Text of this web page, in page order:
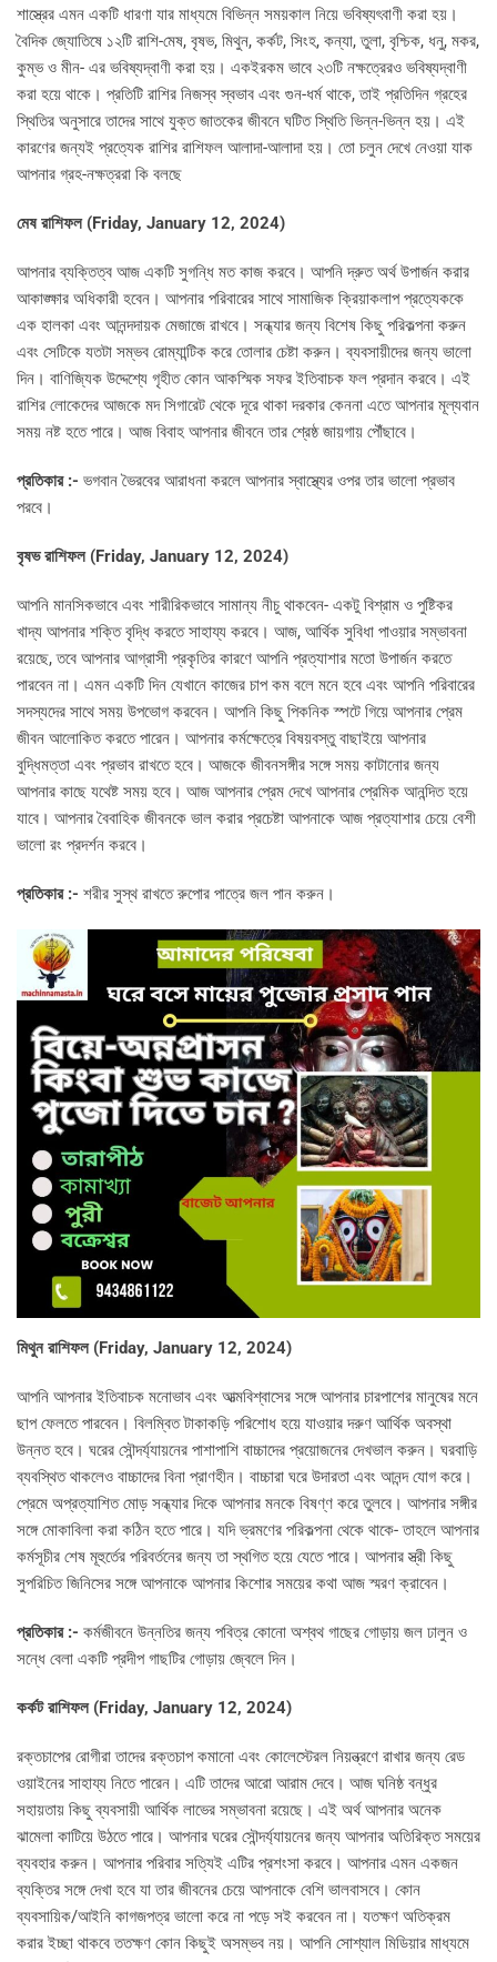
শাস্ত্রের এমন একটি ধারণা যার মাধ্যমে বিভিন্ন সময়কাল নিয়ে ভবিষ্যৎবাণী করা হয়।
বৈদিক জ্যোতিষে ১২টি রাশি-মেষ, বৃষভ, মিথুন, কর্কট, সিংহ, কন্যা, তুলা, বৃশ্চিক, ধনু, মকর,
কুম্ভ ও মীন- এর ভবিষ্যদ্বাণী করা হয়। একইরকম ভাবে ২৩টি নক্ষত্রেরও ভবিষ্যদ্বাণী
করা হয়ে থাকে। প্রতিটি রাশির নিজস্ব স্বভাব এবং গুন-ধর্ম থাকে, তাই প্রতিদিন গ্রহের
স্থিতির অনুসারে তাদের সাথে যুক্ত জাতকের জীবনে ঘটিত স্থিতি ভিন্ন-ভিন্ন হয়। এই
কারণের জন্যই প্রত্যেক রাশির রাশিফল আলাদা-আলাদা হয়। তো চলুন দেখে নেওয়া যাক
আপনার গ্রহ-নক্ষত্ররা কি বলছে
মেষ রাশিফল (Friday, January 12, 2024)
আপনার ব্যক্তিত্ব আজ একটি সুগন্ধি মত কাজ করবে। আপনি দ্রুত অর্থ উপার্জন করার
আকাঙ্ক্ষার অধিকারী হবেন। আপনার পরিবারের সাথে সামাজিক ক্রিয়াকলাপ প্রত্যেককে
এক হালকা এবং আনন্দদায়ক মেজাজে রাখবে। সন্ধ্যার জন্য বিশেষ কিছু পরিকল্পনা করুন
এবং সেটিকে যতটা সম্ভব রোম্যান্টিক করে তোলার চেষ্টা করুন। ব্যবসায়ীদের জন্য ভালো
দিন। বাণিজ্যিক উদ্দেশ্যে গৃহীত কোন আকস্মিক সফর ইতিবাচক ফল প্রদান করবে। এই
রাশির লোকেদের আজকে মদ সিগারেট থেকে দূরে থাকা দরকার কেননা এতে আপনার মূল্যবান
সময় নষ্ট হতে পারে। আজ বিবাহ আপনার জীবনে তার শ্রেষ্ঠ জায়গায় পৌঁছাবে।
প্রতিকার :- ভগবান ভৈরবের আরাধনা করলে আপনার স্বাস্থ্যের ওপর তার ভালো প্রভাব
পরবে।
বৃষভ রাশিফল (Friday, January 12, 2024)
আপনি মানসিকভাবে এবং শারীরিকভাবে সামান্য নীচু থাকবেন- একটু বিশ্রাম ও পুষ্টিকর
খাদ্য আপনার শক্তি বৃদ্ধি করতে সাহায্য করবে। আজ, আর্থিক সুবিধা পাওয়ার সম্ভাবনা
রয়েছে, তবে আপনার আগ্রাসী প্রকৃতির কারণে আপনি প্রত্যাশার মতো উপার্জন করতে
পারবেন না। এমন একটি দিন যেখানে কাজের চাপ কম বলে মনে হবে এবং আপনি পরিবারের
সদস্যদের সাথে সময় উপভোগ করবেন। আপনি কিছু পিকনিক স্পটে গিয়ে আপনার প্রেম
জীবন আলোকিত করতে পারেন। আপনার কর্মক্ষেত্রে বিষয়বস্তু বাছাইয়ে আপনার
বুদ্ধিমত্তা এবং প্রভাব রাখতে হবে। আজকে জীবনসঙ্গীর সঙ্গে সময় কাটানোর জন্য
আপনার কাছে যথেষ্ট সময় হবে। আজ আপনার প্রেম দেখে আপনার প্রেমিক আনন্দিত হয়ে
যাবে। আপনার বৈবাহিক জীবনকে ভাল করার প্রচেষ্টা আপনাকে আজ প্রত্যাশার চেয়ে বেশী
ভালো রং প্রদর্শন করবে।
প্রতিকার :- শরীর সুস্থ রাখতে রুপোর পাত্রে জল পান করুন।
মিথুন রাশিফল (Friday, January 12, 2024)
আপনি আপনার ইতিবাচক মনোভাব এবং আত্মবিশ্বাসের সঙ্গে আপনার চারপাশের মানুষের মনে
ছাপ ফেলতে পারবেন। বিলম্বিত টাকাকড়ি পরিশোধ হয়ে যাওয়ার দরুণ আর্থিক অবস্থা
উন্নত হবে। ঘরের সৌন্দর্য্যায়নের পাশাপাশি বাচ্চাদের প্রয়োজনের দেখভাল করুন। ঘরবাড়ি
ব্যবস্থিত থাকলেও বাচ্চাদের বিনা প্রাণহীন। বাচ্চারা ঘরে উদারতা এবং আনন্দ যোগ করে।
প্রেমে অপ্রত্যাশিত মোড় সন্ধ্যার দিকে আপনার মনকে বিষণ্ণ করে তুলবে। আপনার সঙ্গীর
সঙ্গে মোকাবিলা করা কঠিন হতে পারে। যদি ভ্রমণের পরিকল্পনা থেকে থাকে- তাহলে আপনার
কর্মসূচীর শেষ মূহুর্তের পরিবর্তনের জন্য তা স্থগিত হয়ে যেতে পারে। আপনার স্ত্রী কিছু
সুপরিচিত জিনিসের সঙ্গে আপনাকে আপনার কিশোর সময়ের কথা আজ স্মরণ ক্রাবেন।
প্রতিকার :- কর্মজীবনে উন্নতির জন্য পবিত্র কোনো অশ্বথ গাছের গোড়ায় জল ঢালুন ও
সন্ধে বেলা একটি প্রদীপ গাছটির গোড়ায় জ্বেলে দিন।
কর্কট রাশিফল (Friday, January 12, 2024)
রক্তচাপের রোগীরা তাদের রক্তচাপ কমানো এবং কোলেস্টেরল নিয়ন্ত্রণে রাখার জন্য রেড
ওয়াইনের সাহায্য নিতে পারেন। এটি তাদের আরো আরাম দেবে। আজ ঘনিষ্ঠ বন্ধুর
সহায়তায় কিছু ব্যবসায়ী আর্থিক লাভের সম্ভাবনা রয়েছে। এই অর্থ আপনার অনেক
ঝামেলা কাটিয়ে উঠতে পারে। আপনার ঘরের সৌন্দর্য্যায়নের জন্য আপনার অতিরিক্ত সময়ের
ব্যবহার করুন। আপনার পরিবার সত্যিই এটির প্রশংসা করবে। আপনার এমন একজন
ব্যক্তির সঙ্গে দেখা হবে যা তার জীবনের চেয়ে আপনাকে বেশি ভালবাসবে। কোন
ব্যবসায়িক/আইনি কাগজপত্র ভালো করে না পড়ে সই করবেন না। যতক্ষণ অতিক্রম
করার ইচ্ছা থাকবে ততক্ষণ কোন কিছুই অসম্ভব নয়। আপনি সোশ্যাল মিডিয়ার মাধ্যমে